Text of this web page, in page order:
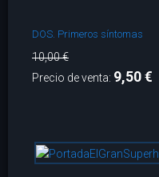
DOS. Primeros síntomas
10,00 €
Precio de venta: 9,50 €